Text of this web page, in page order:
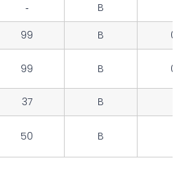
- B
99 B
99 B
37 B
50 B